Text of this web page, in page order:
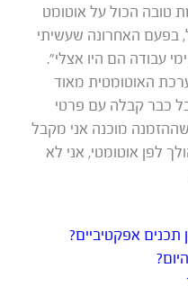
טובה הכול על אוטומט
בפעם האחרונה שעשיתי
האוטומטית מאוד
כבר קבלה עם פרטי
מוכנה אני מקבל
לפן אוטומטי, אני לא
תכנים אפקטיביים?